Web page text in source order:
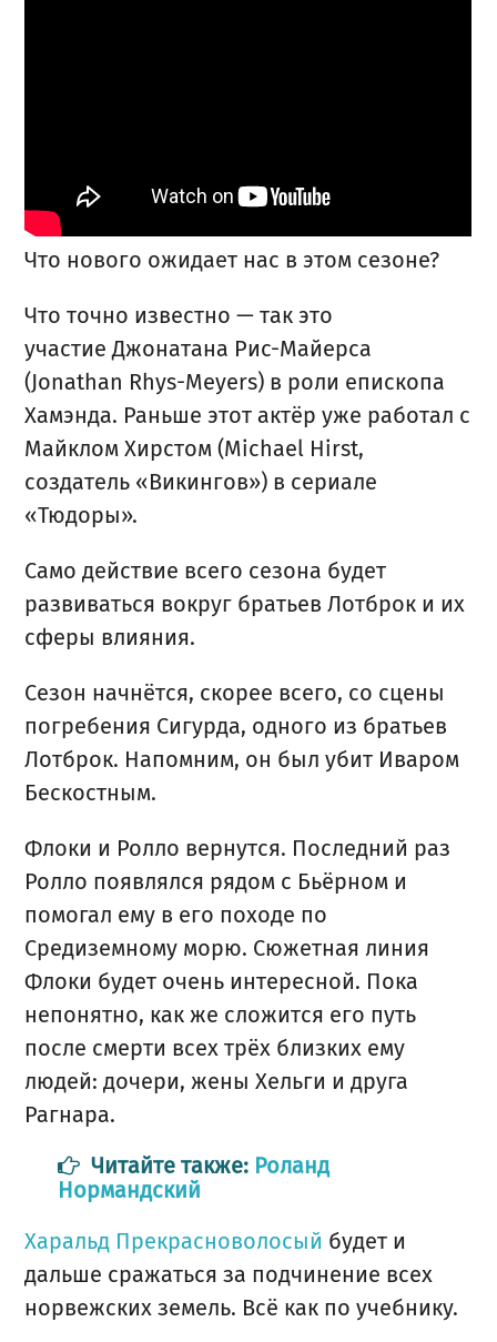
Что нового ожидает нас в этом сезоне?
Что точно известно — так это
участие Джонатана Рис-Майерса
(Jonathan Rhys-Meyers) в роли епископа
Хамэнда. Раньше этот актёр уже работал с
Майклом Хирстом (Michael Hirst,
создатель «Викингов») в сериале
«Тюдоры».
Само действие всего сезона будет
развиваться вокруг братьев Лотброк и их
сферы влияния.
Сезон начнётся, скорее всего, со сцены
погребения Сигурда, одного из братьев
Лотброк. Напомним, он был убит Иваром
Бескостным.
Флоки и Ролло вернутся. Последний раз
Ролло появлялся рядом с Бьёрном и
помогал ему в его походе по
Средиземному морю. Сюжетная линия
Флоки будет очень интересной. Пока
непонятно, как же сложится его путь
после смерти всех трёх близких ему
людей: дочери, жены Хельги и друга
Рагнара.
Читайте также: Роланд
Нормандский
Харальд Прекрасноволосый будет и
дальше сражаться за подчинение всех
норвежских земель. Всё как по учебнику.